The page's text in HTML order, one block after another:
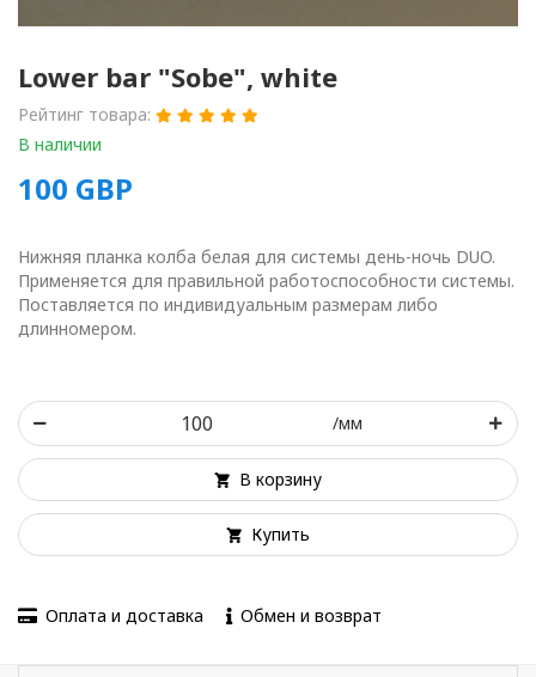
Lower bar "Sobe", white
Рейтинг товара:
В наличии
100 GBP
Нижняя планка колба белая для системы день-ночь DUO.
Применяется для правильной работоспособности системы.
Поставляется по индивидуальным размерам либо
длинномером.
/мм
В корзину
Купить
Оплата и доставка Обмен и возврат